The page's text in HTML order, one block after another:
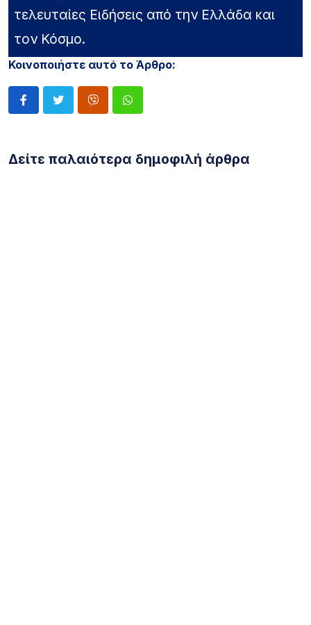
τελευταίες Ειδήσεις από την Ελλάδα και
τον Κόσμο.
Κοινοποιήστε αυτό το Άρθρο:
Δείτε παλαιότερα δημοφιλή άρθρα